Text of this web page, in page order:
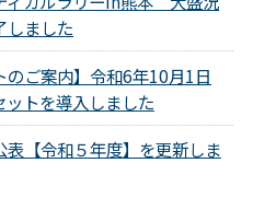
しました
のご案内】令和6年10月1日
ットを導入しました
表【令和５年度】を更新しま